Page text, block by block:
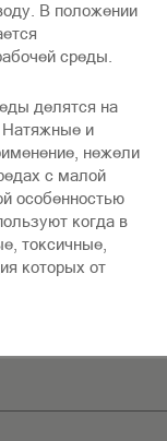
В положении
среды.
делятся на
Натяжные и
нежели
с малой
особенностью
когда в
токсичные,
которых от